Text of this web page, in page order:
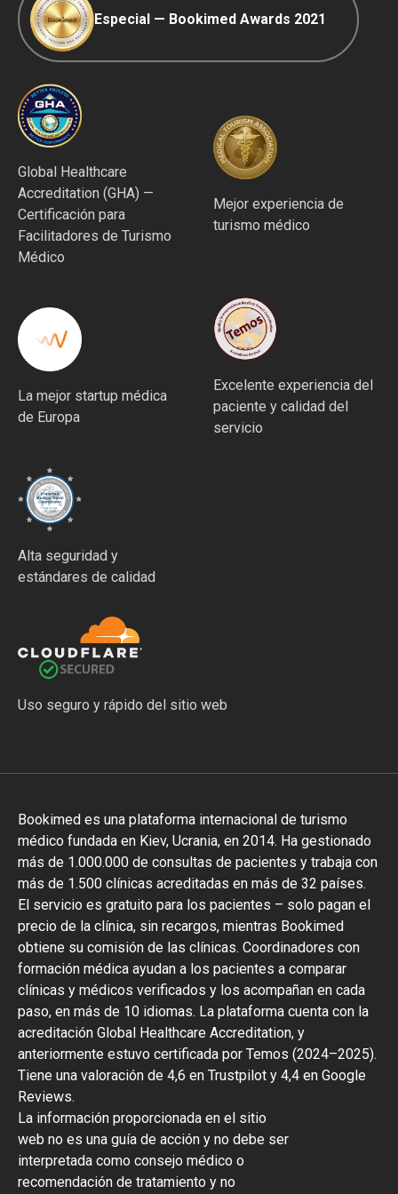
Especial — Bookimed Awards 2021
Global Healthcare
Accreditation (GHA) —
Certificación para
Facilitadores de Turismo
Médico
Mejor experiencia de
turismo médico
La mejor startup médica
de Europa
Excelente experiencia del
paciente y calidad del
servicio
Alta seguridad y
estándares de calidad
Uso seguro y rápido del sitio web
Bookimed es una plataforma internacional de turismo
médico fundada en Kiev, Ucrania, en 2014. Ha gestionado
más de 1.000.000 de consultas de pacientes y trabaja con
más de 1.500 clínicas acreditadas en más de 32 países.
El servicio es gratuito para los pacientes – solo pagan el
precio de la clínica, sin recargos, mientras Bookimed
obtiene su comisión de las clínicas. Coordinadores con
formación médica ayudan a los pacientes a comparar
clínicas y médicos verificados y los acompañan en cada
paso, en más de 10 idiomas. La plataforma cuenta con la
acreditación Global Healthcare Accreditation, y
anteriormente estuvo certificada por Temos (2024–2025).
Tiene una valoración de 4,6 en Trustpilot y 4,4 en Google
Reviews.
La información proporcionada en el sitio
web no es una guía de acción y no debe ser
interpretada como consejo médico o
recomendación de tratamiento y no